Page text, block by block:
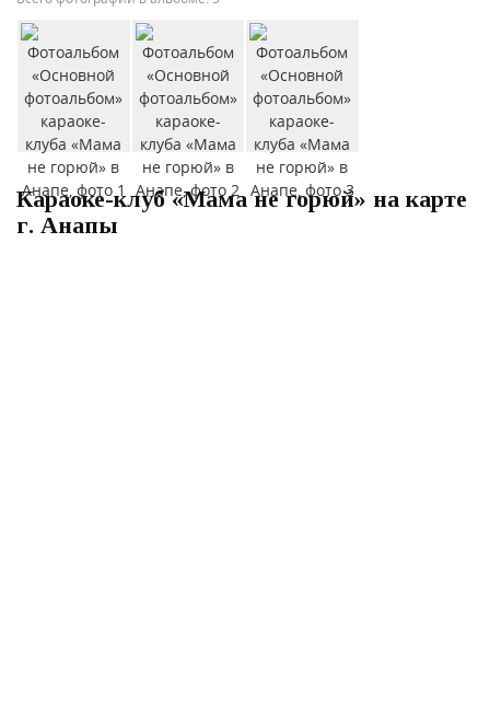
Караоке-клуб «Мама не горюй» на карте
г. Анапы